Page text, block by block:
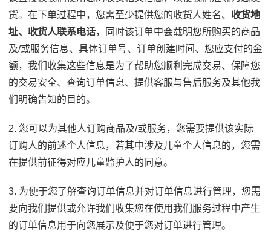
货。在下单过程中，您需至少提供您的收货人姓名、 收货地
址、收货人联系电话，同时该订单中会载明您所购买的商品
及/或服务信息、具体订单号、订单创建时间、您应支付的金
额，我们收集这些信息是为了帮助您顺利完成交易、保障您
的交易安全、查询订单信息、提供客服与售后服务及其他我
们明确告知的目的。
2. 您可以为其他人订购商品及/或服务，您需要提供该实际
订购人的前述个人信息，若其中涉及儿童个人信息的，您需
在提供前征得对应儿童监护人的同意。
3. 为便于您了解查询订单信息并对订单信息进行管理，您需
要向我们提供或允许我们收集您在使用我们服务过程中产生
的订单信息用于向您展示及便于您对订单进行管理。